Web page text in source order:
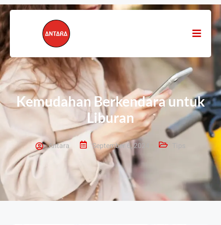
Kemudahan Berkendara untuk
Liburan
Antara September 6, 2024